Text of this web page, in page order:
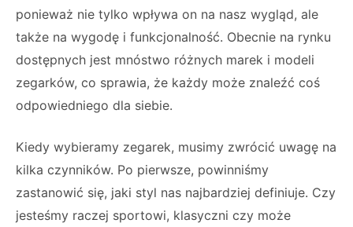
ponieważ nie tylko wpływa on na nasz wygląd, ale
także na wygodę i funkcjonalność. Obecnie na rynku
dostępnych jest mnóstwo różnych marek i modeli
zegarków, co sprawia, że każdy może znaleźć coś
odpowiedniego dla siebie.
Kiedy wybieramy zegarek, musimy zwrócić uwagę na
kilka czynników. Po pierwsze, powinniśmy
zastanowić się, jaki styl nas najbardziej definiuje. Czy
jesteśmy raczej sportowi, klasyczni czy może